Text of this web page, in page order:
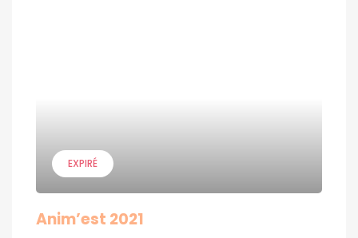
EXPIRÉ
Anim’est 2021